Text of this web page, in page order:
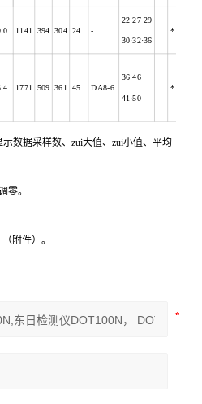
1141 394 304 24 -
22·27·29
30·32·36
*
1771 509 361 45 DA8-6
36·46
41·50
*
数据采样数、zui大值、zui小值、平均
零。
附件）。